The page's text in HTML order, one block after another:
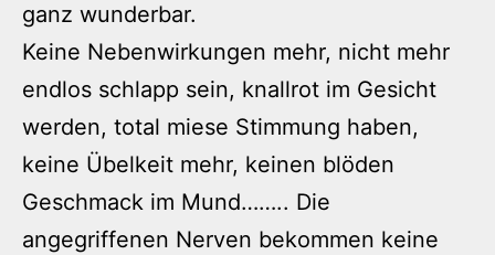
ganz wunderbar.
Keine Nebenwirkungen mehr, nicht mehr
endlos schlapp sein, knallrot im Gesicht
werden, total miese Stimmung haben,
keine Übelkeit mehr, keinen blöden
Geschmack im Mund…….. Die
angegriffenen Nerven bekommen keine